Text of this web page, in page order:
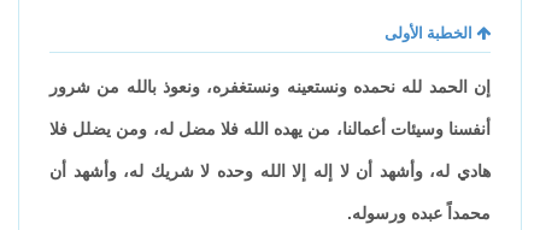
الخطبة الأولى
إن الحمد لله نحمده ونستعينه ونستغفره، ونعوذ بالله من شرور
أنفسنا وسيئات أعمالنا، من يهده الله فلا مضل له، ومن يضلل فلا
هادي له، وأشهد أن لا إله إلا الله وحده لا شريك له، وأشهد أن
محمداً عبده ورسوله.